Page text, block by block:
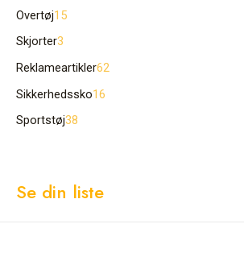
Overtøj15
Skjorter3
Reklameartikler62
Sikkerhedssko16
Sportstøj38
Se din liste